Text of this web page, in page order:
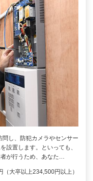
し、防犯カメラやセンサー
設置します。といっても、
が行うため、あなた…
大卒以上234,500円以上）